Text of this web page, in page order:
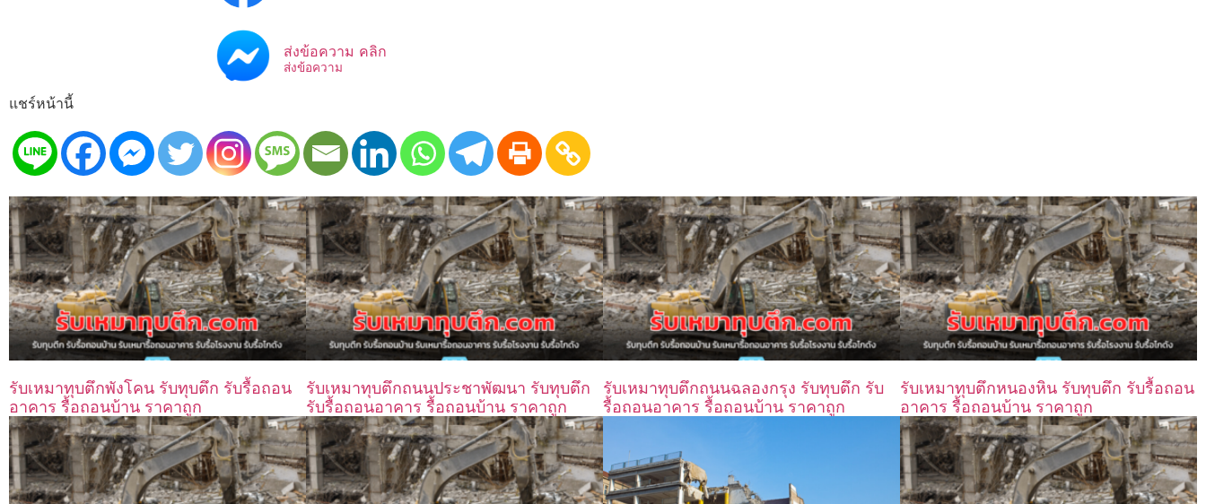
ส่งข้อความ คลิก
ส่งข้อความ
แชร์หน้านี้
รับเหมาทุบตึกพังโคน รับทุบตึก รับรื้อถอน
อาคาร รื้อถอนบ้าน ราคาถูก
รับเหมาทุบตึกถนนประชาพัฒนา รับทุบตึก
รับรื้อถอนอาคาร รื้อถอนบ้าน ราคาถูก
รับเหมาทุบตึกถนนฉลองกรุง รับทุบตึก รับ
รื้อถอนอาคาร รื้อถอนบ้าน ราคาถูก
รับเหมาทุบตึกหนองหิน รับทุบตึก รับรื้อถอน
อาคาร รื้อถอนบ้าน ราคาถูก